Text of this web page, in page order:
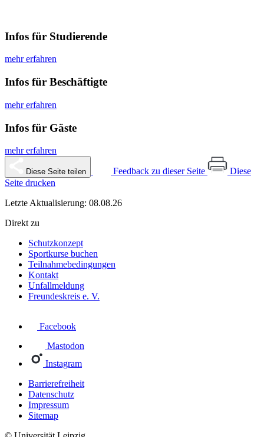
Infos für Studierende
mehr erfahren
Infos für Beschäftigte
mehr erfahren
Infos für Gäste
mehr erfahren
Diese Seite teilen Feedback zu dieser Seite
Diese
Seite drucken
Letzte Aktualisierung: 08.08.26
Direkt zu
Schutzkonzept
Sportkurse buchen
Teilnahmebedingungen
Kontakt
Unfallmeldung
Freundeskreis e. V.
Facebook
Mastodon
Instagram
Barrierefreiheit
Datenschutz
Impressum
Sitemap